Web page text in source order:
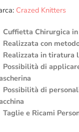
Crazed Knitters
Cuffietta Chirurgica
Realizzata con
Realizzata in tiratura
Possibilità di
Possibilità di
Taglie e Ricami